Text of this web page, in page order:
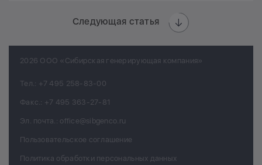
Следующая статья
2026 ООО «Сибирская генерирующая компания»
Тел.: +7 495 258-83-00
Факс.: +7 495 363-27-81
Эл. почта.: office@sibgenco.ru
Пользовательское соглашение
Политика обработки персональных данных